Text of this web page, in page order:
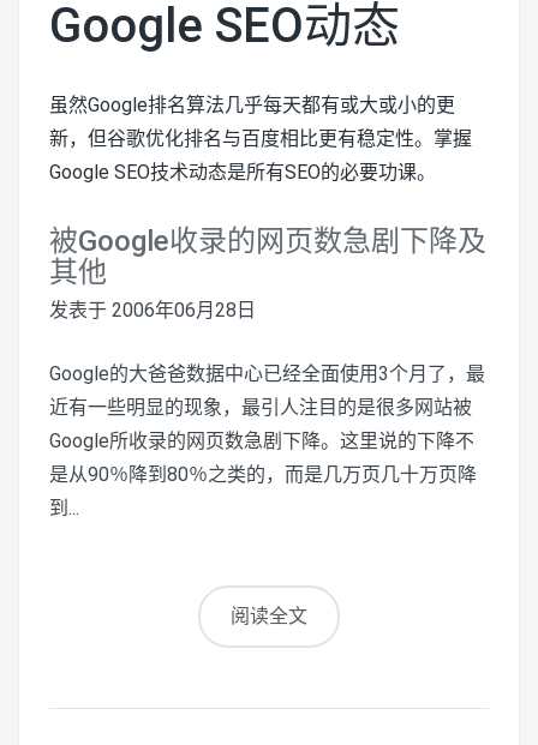
Google SEO动态
虽然Google排名算法几乎每天都有或大或小的更
新，但谷歌优化排名与百度相比更有稳定性。掌握
Google SEO技术动态是所有SEO的必要功课。
被Google收录的网页数急剧下降及
其他
发表于 2006年06月28日
Google的大爸爸数据中心已经全面使用3个月了，最
近有一些明显的现象，最引人注目的是很多网站被
Google所收录的网页数急剧下降。这里说的下降不
是从90％降到80％之类的，而是几万页几十万页降
到...
阅读全文